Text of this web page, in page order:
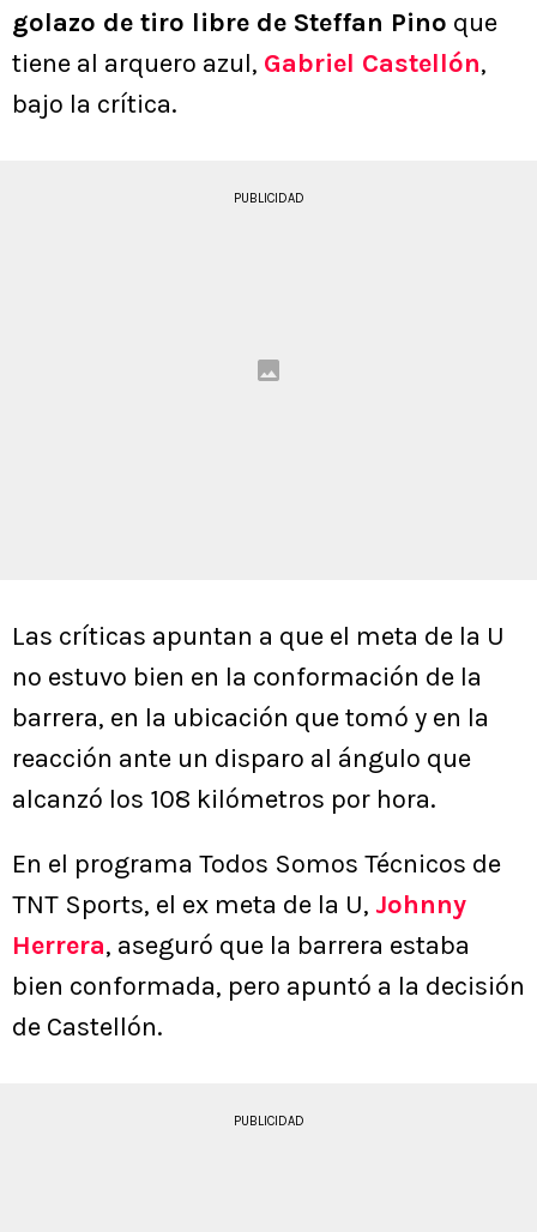
golazo de tiro libre de Steffan Pino que
tiene al arquero azul, Gabriel Castellón,
bajo la crítica.
PUBLICIDAD
Las críticas apuntan a que el meta de la U
no estuvo bien en la conformación de la
barrera, en la ubicación que tomó y en la
reacción ante un disparo al ángulo que
alcanzó los 108 kilómetros por hora.
En el programa Todos Somos Técnicos de
TNT Sports, el ex meta de la U, Johnny
Herrera, aseguró que la barrera estaba
bien conformada, pero apuntó a la decisión
de Castellón.
PUBLICIDAD